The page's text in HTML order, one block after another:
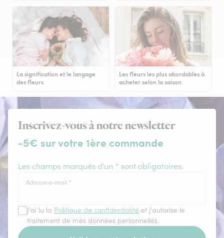
La signification et le langage
des fleurs
Les fleurs les plus abordables à
acheter selon la saison
Inscrivez-vous à notre newsletter
-5€ sur votre 1ère commande
Les champs marqués d'un * sont obligatoires.
Adresse e-mail *
J'ai lu la Politique de confidentialité et j'autorise le
traitement de mes données personnelles.